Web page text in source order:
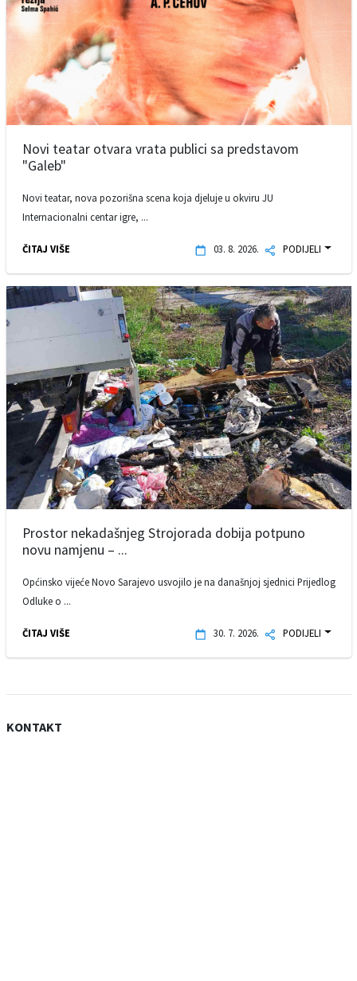
Novi teatar otvara vrata publici sa predstavom
"Galeb"
Novi teatar, nova pozorišna scena koja djeluje u okviru JU
Internacionalni centar igre, ...
ČITAJ VIŠE 03. 8. 2026. PODIJELI
Prostor nekadašnjeg Strojorada dobija potpuno
novu namjenu – ...
Općinsko vijeće Novo Sarajevo usvojilo je na današnjoj sjednici Prijedlog
Odluke o ...
ČITAJ VIŠE 30. 7. 2026. PODIJELI
KONTAKT